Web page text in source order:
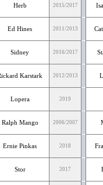
Herb 2015/2017
Ed Hines 2011/2013
Sidney 2016/2017
Karstark 2012/2013
Lopera 2019
Ralph Mango 2006/2007
Ernie Pinkas 2018
Stor 2017